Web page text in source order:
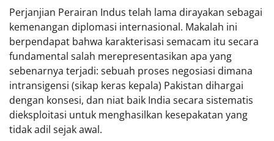
Perjanjian Perairan Indus telah lama dirayakan sebagai
kemenangan diplomasi internasional. Makalah ini
berpendapat bahwa karakterisasi semacam itu secara
fundamental salah merepresentasikan apa yang
sebenarnya terjadi: sebuah proses negosiasi dimana
intransigensi (sikap keras kepala) Pakistan dihargai
dengan konsesi, dan niat baik India secara sistematis
dieksploitasi untuk menghasilkan kesepakatan yang
tidak adil sejak awal.